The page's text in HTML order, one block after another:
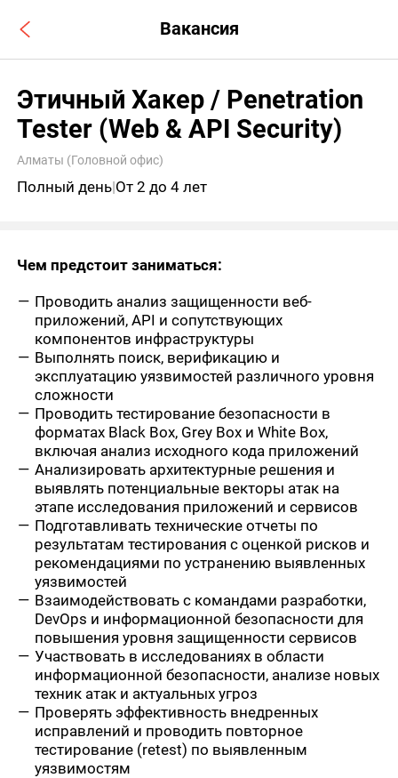
Вакансия
Этичный Хакер / Penetration
Tester (Web & API Security)
Алматы (Головной офис)
Полный день|От 2 до 4 лет
Чем предстоит заниматься:
Проводить анализ защищенности веб-
приложений, API и сопутствующих
компонентов инфраструктуры
Выполнять поиск, верификацию и
эксплуатацию уязвимостей различного уровня
сложности
Проводить тестирование безопасности в
форматах Black Box, Grey Box и White Box,
включая анализ исходного кода приложений
Анализировать архитектурные решения и
выявлять потенциальные векторы атак на
этапе исследования приложений и сервисов
Подготавливать технические отчеты по
результатам тестирования с оценкой рисков и
рекомендациями по устранению выявленных
уязвимостей
Взаимодействовать с командами разработки,
DevOps и информационной безопасности для
повышения уровня защищенности сервисов
Участвовать в исследованиях в области
информационной безопасности, анализе новых
техник атак и актуальных угроз
Проверять эффективность внедренных
исправлений и проводить повторное
тестирование (retest) по выявленным
уязвимостям